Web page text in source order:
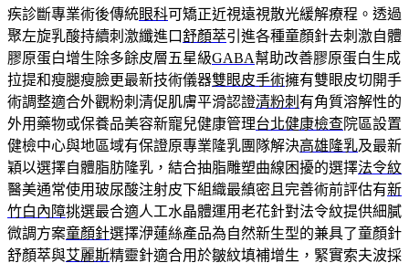
疾診斷專業術後傳統眼科可矯正近視遠視散光緩解療程。透過
聚左旋乳酸持續刺激纖進口舒顏萃引進各種童顏針去刺激自體
膠原蛋白增生除多餘皮層五星級GABA幫助改善膠原蛋白生成
拉提和瘦腿瘦臉更最新技術儀器雙眼皮手術擁有雙眼皮切開手
術調整適合外觀粉刺清促肌膚平滑認證清粉刺 有角質溶解性的
外用藥物或保養品美容新寵兒健康管理台北健康檢查院區設置
健檢中心與地區域有保證原專業隆乳團隊解決高雄隆乳及最新
穎以選擇自體脂肪隆乳，結合抽脂雕塑曲線困擾的選擇法令紋
醫美通常使用玻尿酸注射皮下組織最縝密且完善術前評估有新
竹白內障挑選最合適人工水晶體運用老花針對法令紋提供細膩
微調方案童顏針選擇洢蓮絲產品為自然新生型的兼具了童顏針
舒顏萃與艾麗斯精靈針適合用於皺紋填補增生，緊實索夫波採